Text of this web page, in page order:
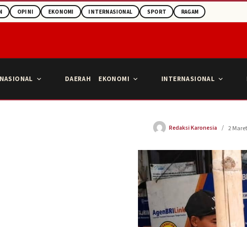
OPINI EKONOMI INTERNASIONAL SPORT RAGAM
NASIONAL DAERAH EKONOMI INTERNASIONAL
Redaksi Karonesia 2